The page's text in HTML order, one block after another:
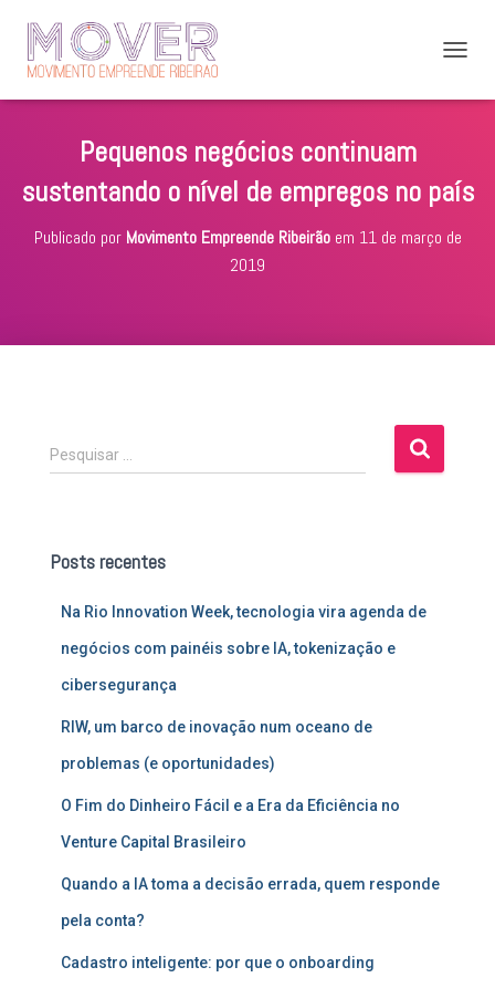
N
Pequenos negócios continuam
sustentando o nível de empregos no país
Publicado por Movimento Empreende Ribeirãoem 11 de março de
2019
P
e
i
Pesquisar …
Posts recentes
Na Rio Innovation Week, tecnologia vira agenda de
negócios com painéis sobre IA, tokenização e
cibersegurança
RIW, um barco de inovação num oceano de
problemas (e oportunidades)
O Fim do Dinheiro Fácil e a Era da Eficiência no
Venture Capital Brasileiro
Quando a IA toma a decisão errada, quem responde
pela conta?
Cadastro inteligente: por que o onboarding